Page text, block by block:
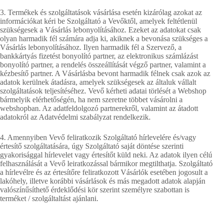
3. Termékek és szolgáltatások vásárlása esetén kizárólag azokat az
információkat kéri be Szolgáltató a Vevőktől, amelyek feltétlenül
szükségesek a Vásárlás lebonyolításához. Ezeket az adatokat csak
olyan harmadik fél számára adja ki, akiknek a bevonása szükséges a
Vásárlás lebonyolításához. Ilyen harmadik fél a Szervező, a
bankkártyás fizetést bonyolító partner, az elektronikus számlázást
bonyolító partner, a rendelés összeállítását végző partner, valamint a
kézbesítő partner. A Vásárlásba bevont harmadik félnek csak azok az
adatok kerülnek átadásra, amelyek szükségesek az általuk vállalt
szolgáltatások teljesítéséhez. Vevő kérheti adatai törlését a Webshop
bármelyik elérhetőségén, ha nem szeretne többet vásárolni a
webshopban. Az adatfeldolgozó partnerekről, valamint az átadott
adatokról az Adatvédelmi szabályzat rendelkezik.
4. Amennyiben Vevő feliratkozik Szolgáltató hírlevelére és/vagy
értesítő szolgáltatására, úgy Szolgáltató saját döntése szerinti
gyakorisággal hírlevelet vagy értesítőt küld neki. Az adatok ilyen célú
felhasználását a Vevő leiratkozással bármikor megtilthatja. Szolgáltató
a hírlevélre és az értesítőre feliratkozott Vásárlók esetében jogosult a
lakóhely, illetve korábbi vásárlások és más megadott adatok alapján
valószínűsíthető érdeklődési kör szerint személyre szabottan is
terméket / szolgáltaltást ajánlani.